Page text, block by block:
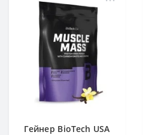
Гейнер BioTech USA